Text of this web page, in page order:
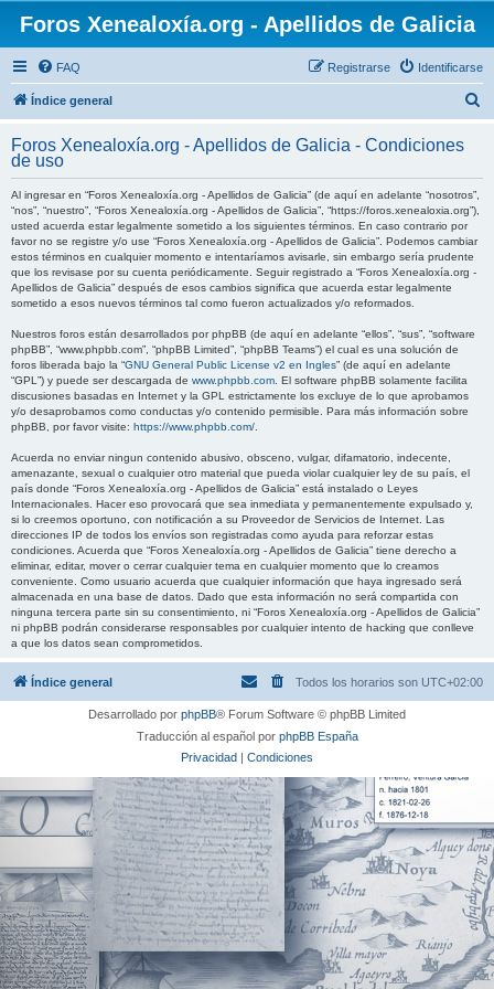
Foros Xenealoxía.org - Apellidos de Galicia
FAQ Identificarse
Registrarse
Índice general
c
Foros Xenealoxía.org - Apellidos de Galicia - Condiciones
de uso
Al ingresar en “Foros Xenealoxía.org - Apellidos de Galicia” (de aquí en adelante “nosotros”,
“nos”, “nuestro”, “Foros Xenealoxía.org - Apellidos de Galicia”, “https://foros.xenealoxia.org”),
usted acuerda estar legalmente sometido a los siguientes términos. En caso contrario por
favor no se registre y/o use “Foros Xenealoxía.org - Apellidos de Galicia”. Podemos cambiar
estos términos en cualquier momento e intentaríamos avisarle, sin embargo sería prudente
que los revisase por su cuenta periódicamente. Seguir registrado a “Foros Xenealoxía.org -
Apellidos de Galicia” después de esos cambios significa que acuerda estar legalmente
sometido a esos nuevos términos tal como fueron actualizados y/o reformados.
Nuestros foros están desarrollados por phpBB (de aquí en adelante “ellos”, “sus”, “software
phpBB”, “www.phpbb.com”, “phpBB Limited”, “phpBB Teams”) el cual es una solución de
foros liberada bajo la “GNU General Public License v2 en Ingles” (de aquí en adelante
“GPL”) y puede ser descargada de www.phpbb.com . El software phpBB solamente facilita
discusiones basadas en Internet y la GPL estrictamente los excluye de lo que aprobamos
y/o desaprobamos como conductas y/o contenido permisible. Para más información sobre
phpBB, por favor visite: https://www.phpbb.com/
Acuerda no enviar ningun contenido abusivo, obsceno, vulgar, difamatorio, indecente,
amenazante, sexual o cualquier otro material que pueda violar cualquier ley de su país, el
país donde “Foros Xenealoxía.org - Apellidos de Galicia” está instalado o Leyes
Internacionales. Hacer eso provocará que sea inmediata y permanentemente expulsado y,
si lo creemos oportuno, con notificación a su Proveedor de Servicios de Internet. Las
direcciones IP de todos los envíos son registradas como ayuda para reforzar estas
condiciones. Acuerda que “Foros Xenealoxía.org - Apellidos de Galicia” tiene derecho a
eliminar, editar, mover o cerrar cualquier tema en cualquier momento que lo creamos
conveniente. Como usuario acuerda que cualquier información que haya ingresado será
almacenada en una base de datos. Dado que esta información no será compartida con
ninguna tercera parte sin su consentimiento, ni “Foros Xenealoxía.org - Apellidos de Galicia”
ni phpBB podrán considerarse responsables por cualquier intento de hacking que conlleve
a que los datos sean comprometidos.
Índice general Todos los horarios son UTC+02:00
Desarrollado por phpBB® Forum Software © phpBB Limited
Traducción al español por phpBB España
Privacidad | Condiciones